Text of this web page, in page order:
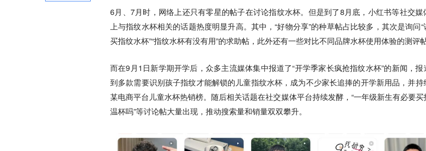
6月、7月时，网络上还只有零星的帖子在讨论指纹水杯。但是到了8月底，小红书等社交媒
上与指纹水杯相关的话题热度明显升高。其中，“好物分享”的种草帖占比较多，其次是询问
买指纹水杯”“指纹水杯有没有用”的求助帖，此外还有一些对比不同品牌水杯使用体验的测评帖
而在9月1日新学期开学后，众多主流媒体集中报道了“开学季家长疯抢指纹水杯”的新闻，报
到多款需要识别孩子指纹才能解锁的儿童指纹水杯，成为不少家长追捧的开学新用品，并持
某电商平台儿童水杯热销榜。随后相关话题在社交媒体平台持续发酵，“一年级新生有必要买
温杯吗”等讨论帖大量出现，推动搜索量和销量双双攀升。